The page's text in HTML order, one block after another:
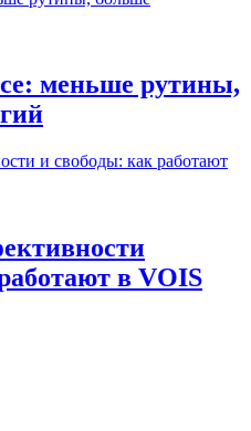
меньше рутины,
в VOIS